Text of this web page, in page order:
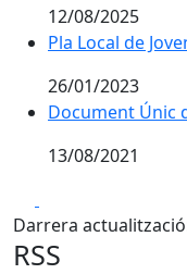
12/08/2025
Pla Local de
26/01/2023
Document Únic
13/08/2021
Darrera
RSS